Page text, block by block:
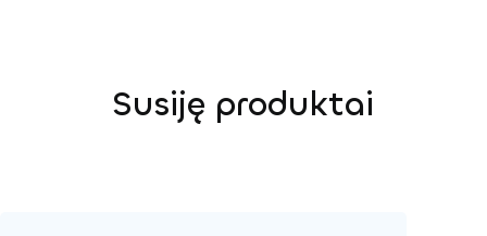
Susiję produktai